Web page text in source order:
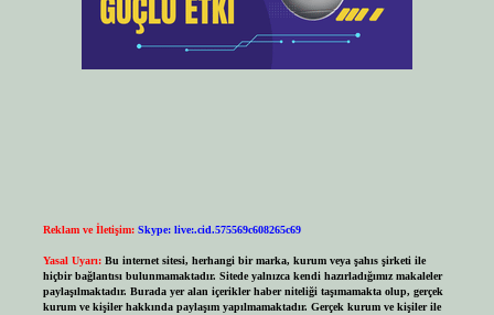
Reklam ve İletişim: Skype: live:.cid.575569c608265c69
Yasal Uyarı: Bu internet sitesi, herhangi bir marka, kurum veya şahıs şirketi ile
hiçbir bağlantısı bulunmamaktadır. Sitede yalnızca kendi hazırladığımız makaleler
paylaşılmaktadır. Burada yer alan içerikler haber niteliği taşımamakta olup, gerçek
kurum ve kişiler hakkında paylaşım yapılmamaktadır. Gerçek kurum ve kişiler ile